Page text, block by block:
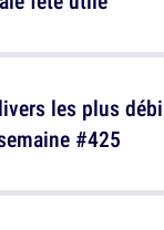
les plus
#425